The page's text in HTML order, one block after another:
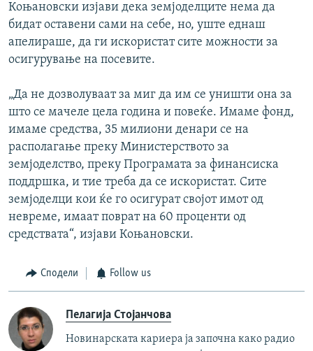
Коњановски изјави дека земјоделците нема да
бидат оставени сами на себе, но, уште еднаш
апелираше, да ги искористат сите можности за
осигурување на посевите.
„Да не дозволуваат за миг да им се уништи она за
што се мачеле цела година и повеќе. Имаме фонд,
имаме средства, 35 милиони денари се на
располагање преку Министерството за
земјоделство, преку Програмата за финансиска
поддршка, и тие треба да се искористат. Сите
земјоделци кои ќе го осигурат својот имот од
невреме, имаат поврат на 60 проценти од
средствата“, изјави Коњановски.
Сподели Follow us
Пелагија Стојанчова
Новинарската кариера ја започна како радио